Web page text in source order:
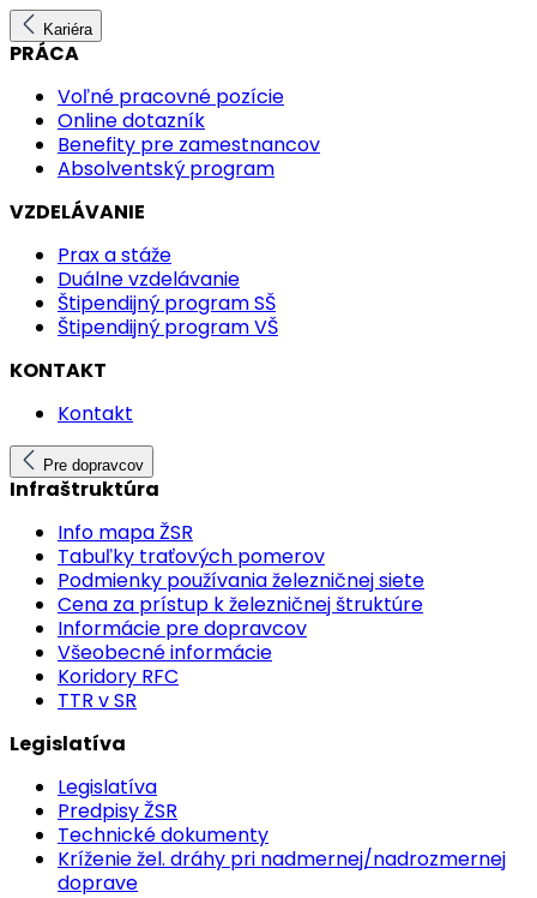
Kariéra
PRÁCA
Voľné pracovné pozície
Online dotazník
Benefity pre zamestnancov
Absolventský program
VZDELÁVANIE
Prax a stáže
Duálne vzdelávanie
Štipendijný program SŠ
Štipendijný program VŠ
KONTAKT
Kontakt
Pre dopravcov
Infraštruktúra
Info mapa ŽSR
Tabuľky traťových pomerov
Podmienky používania železničnej siete
Cena za prístup k železničnej štruktúre
Informácie pre dopravcov
Všeobecné informácie
Koridory RFC
TTR v SR
Legislatíva
Legislatíva
Predpisy ŽSR
Technické dokumenty
Kríženie žel. dráhy pri nadmernej/nadrozmernej
doprave